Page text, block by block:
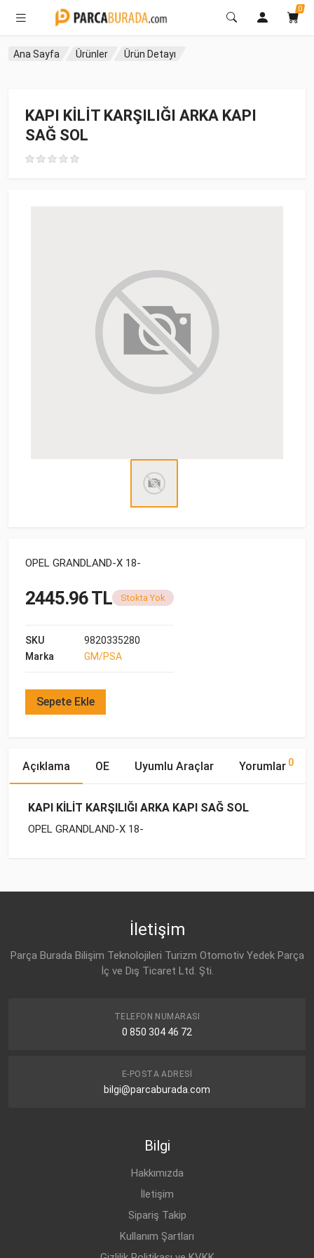
0
Ana Sayfa Ürünler Ürün Detayı
KAPI KİLİT KARŞILIĞI ARKA KAPI
SAĞ SOL
OPEL GRANDLAND-X 18-
2445.96 TL Stokta Yok
SKU
9820335280
Marka
GM/PSA
Sepete Ekle
Açıklama OE Uyumlu Araçlar Yorumlar 0
KAPI KİLİT KARŞILIĞI ARKA KAPI SAĞ SOL
OPEL GRANDLAND-X 18-
İletişim
Parça Burada Bilişim Teknolojileri Turizm Otomotiv Yedek Parça
İç ve Dış Ticaret Ltd. Şti.
TELEFON NUMARASI
0 850 304 46 72
E-POSTA ADRESI
bilgi@parcaburada.com
Bilgi
Hakkımızda
İletişim
Sipariş Takip
Kullanım Şartları